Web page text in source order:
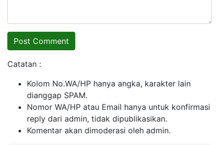
Catatan :
Kolom No.WA/HP hanya angka, karakter lain
dianggap SPAM.
Nomor WA/HP atau Email hanya untuk konfirmasi
reply dari admin, tidak dipublikasikan.
Komentar akan dimoderasi oleh admin.